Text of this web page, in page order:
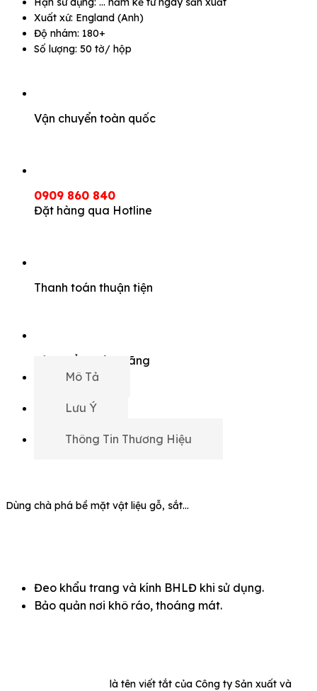
Xuất xứ: England (Anh)
Độ nhám: 180+
Số lượng: 50 tờ/ hộp
Vận chuyển toàn quốc
0909 860 840
Đặt hàng qua Hotline
Thanh toán thuận tiện
Sản phẩm chính hãng
Mô Tả
Lưu Ý
Thông Tin Thương Hiệu
Dùng chà phá bề mặt vật liệu gỗ, sắt…
Đeo khẩu trang và kính BHLĐ khi sử dụng.
Bảo quản nơi khô ráo, thoáng mát.
là tên viết tắt của Công ty Sản xuất và